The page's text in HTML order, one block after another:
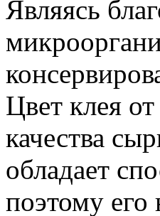
Являясь
Цвет клея
качества
обладает
поэтому